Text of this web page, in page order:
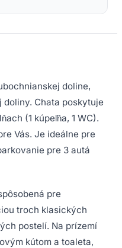
doline,
Chata poskytuje
(1 kúpeľňa, 1 WC).
Vás. Je ideálne pre
pre 3 autá
pre
troch klasických
postelí. Na prízemí
kútom a toaleta,